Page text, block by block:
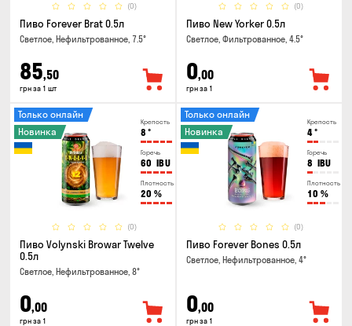
(0)
Пиво Forever Brat 0.5л
Светлое, Нефильтрованное, 7.5°
85,50
грн за 1 шт
(0)
Пиво New Yorker 0.5л
Светлое, Фильтрованное, 4.5°
0,00
грн за 1
Крепость
8 °
Горечь
60 IBU
Плотность
20 %
(0)
Только онлайн
Новинка
Пиво Volynski Browar Twelve
0.5л
Светлое, Нефильтрованное, 8°
0,00
грн за 1
Крепость
4°
Горечь
8 IBU
Плотность
10 %
(0)
Только онлайн
Новинка
Пиво Forever Bones 0.5л
Светлое, Нефильтрованное, 4°
0,00
грн за 1